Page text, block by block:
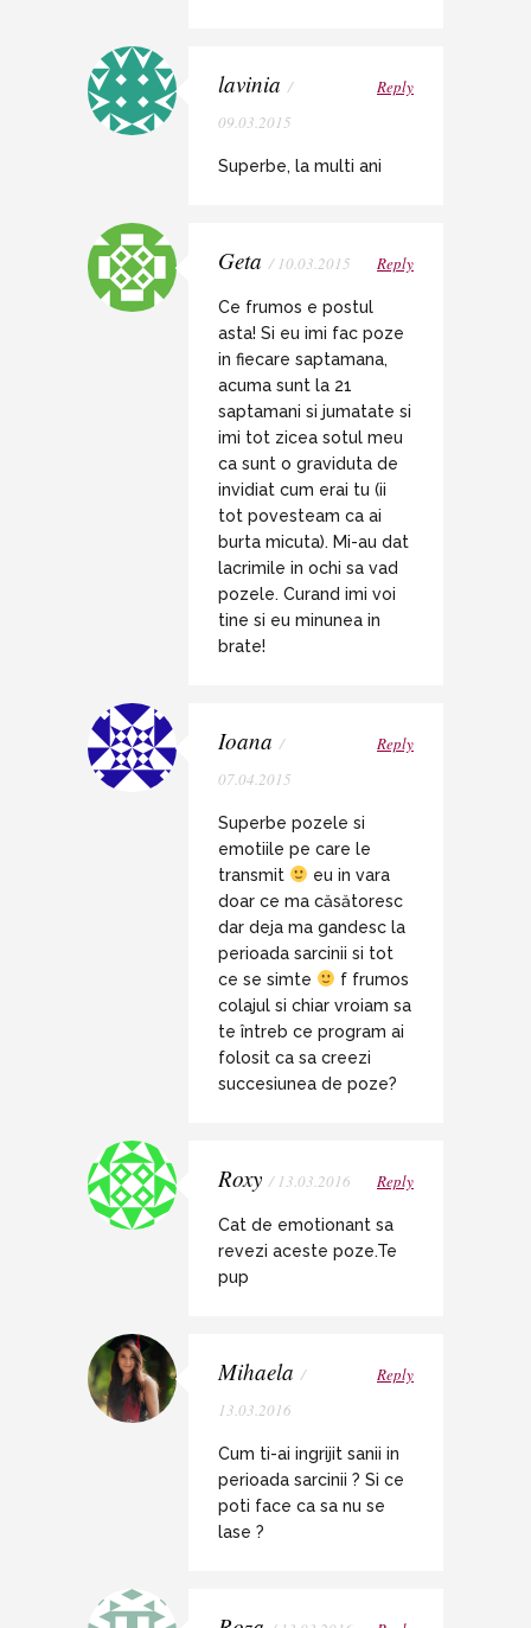
lavinia /
09.03.2015
Reply
Superbe, la multi ani
Geta / 10.03.2015 Reply
Ce frumos e postul
asta! Si eu imi fac poze
in fiecare saptamana,
acuma sunt la 21
saptamani si jumatate si
imi tot zicea sotul meu
ca sunt o graviduta de
invidiat cum erai tu (ii
tot povesteam ca ai
burta micuta). Mi-au dat
lacrimile in ochi sa vad
pozele. Curand imi voi
tine si eu minunea in
brate!
Ioana /
07.04.2015
Reply
Superbe pozele si
emotiile pe care le
transmit
eu in vara
doar ce ma căsătoresc
dar deja ma gandesc la
perioada sarcinii si tot
ce se simte
f frumos
colajul si chiar vroiam sa
te întreb ce program ai
folosit ca sa creezi
succesiunea de poze?
Roxy / 13.03.2016 Reply
Cat de emotionant sa
revezi aceste poze.Te
pup
Mihaela /
13.03.2016
Reply
Cum ti-ai ingrijit sanii in
perioada sarcinii ? Si ce
poti face ca sa nu se
lase ?